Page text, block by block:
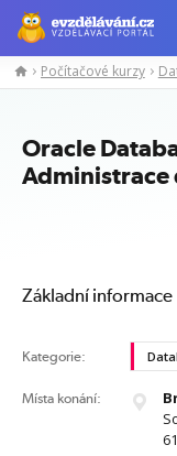
Počítačové kurzy
Oracle
Administrace
Základní informace
Kategorie:
Místa konání: